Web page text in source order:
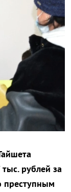
рублей за
преступным